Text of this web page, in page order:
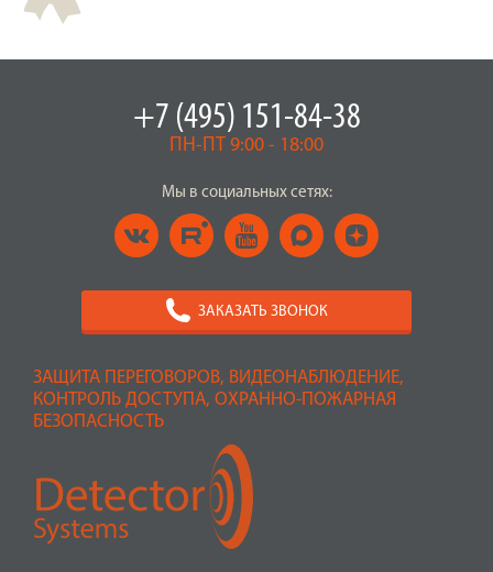
ЗАЩИТА ПЕРЕГОВОРОВ, ВИДЕОНАБЛЮДЕНИЕ,
КОНТРОЛЬ ДОСТУПА, ОХРАННО-ПОЖАРНАЯ
БЕЗОПАСНОСТЬ
+7 (495) 151-84-38
ПН-ПТ 9:00 - 18:00
Мы в социальных сетях:
ЗАКАЗАТЬ ЗВОНОК